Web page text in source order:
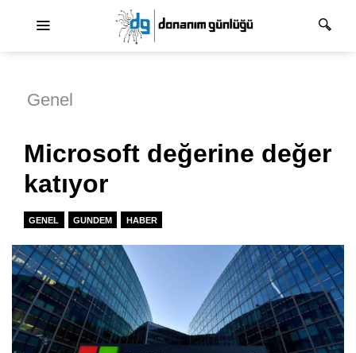
Genel
Microsoft değerine değer
katıyor
GENEL GUNDEM HABER